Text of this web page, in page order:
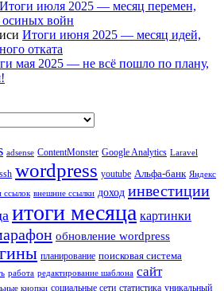
Итоги июля 2025 — месяц перемен,
осиных войн
Итоги июня 2025 — месяц идей,
отката
мая 2025 — не всё пошло по плану,
adsense ContentMonster Google Analytics Laravel
ssh wordpress youtube Альфа-банк Яндекс
ссылок внешние ссылки доход инвестиции
итоги месяца картинки
обновление wordpress
планирование поисковая система
работа редактирование шаблона сайт
кнопки социальные сети статистика уникальный